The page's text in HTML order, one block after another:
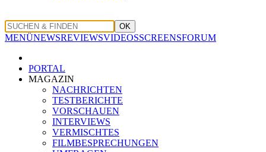
OK
MENÜNEWSREVIEWSVIDEOSSCREENSFORUM
PORTAL
MAGAZIN
NACHRICHTEN
TESTBERICHTE
VORSCHAUEN
INTERVIEWS
VERMISCHTES
FILMBESPRECHUNGEN